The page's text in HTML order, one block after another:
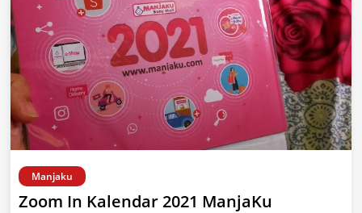
Manjaku
Zoom In Kalendar 2021 ManjaKu